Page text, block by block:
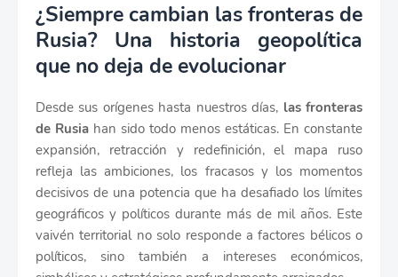
¿Siempre cambian las fronteras de
Rusia? Una historia geopolítica
que no deja de evolucionar
Desde sus orígenes hasta nuestros días, las fronteras
de Rusia han sido todo menos estáticas. En constante
expansión, retracción y redefinición, el mapa ruso
refleja las ambiciones, los fracasos y los momentos
decisivos de una potencia que ha desafiado los límites
geográficos y políticos durante más de mil años. Este
vaivén territorial no solo responde a factores bélicos o
políticos, sino también a intereses económicos,